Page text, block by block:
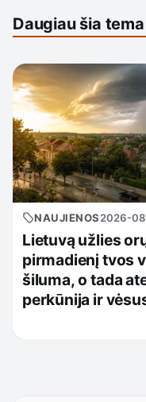
Daugiau šia tema
NAUJIENOS2026-
Lietuvą užlies
pirmadienį tvos
šiluma, o tada
perkūnija ir